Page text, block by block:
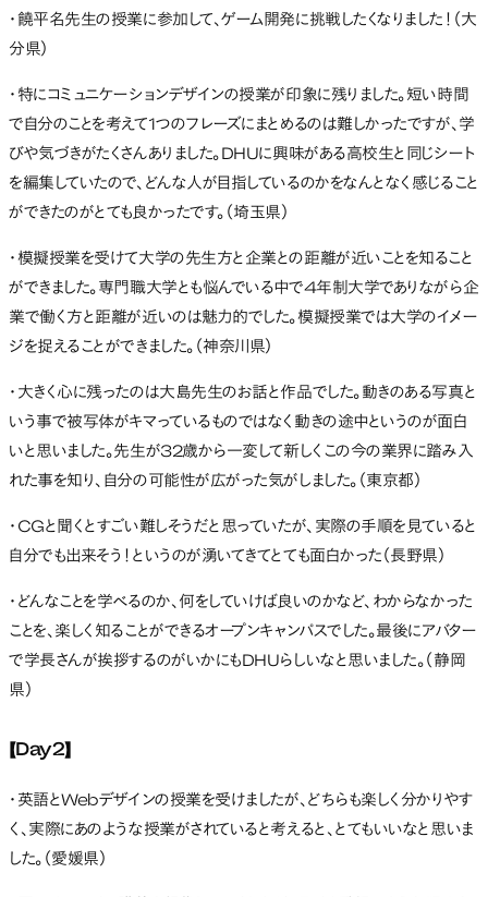
・饒平名先生の授業に参加して、ゲーム開発に挑戦したくなりました！（大
分県）
・特にコミュニケーションデザインの授業が印象に残りました。短い時間
で自分のことを考えて1つのフレーズにまとめるのは難しかったですが、学
びや気づきがたくさんありました。DHUに興味がある高校生と同じシート
を編集していたので、どんな人が目指しているのかをなんとなく感じること
ができたのがとても良かったです。（埼玉県）
・模擬授業を受けて大学の先生方と企業との距離が近いことを知ること
ができました。専門職大学とも悩んでいる中で4年制大学でありながら企
業で働く方と距離が近いのは魅力的でした。模擬授業では大学のイメー
ジを捉えることができました。（神奈川県）
・大きく心に残ったのは大島先生のお話と作品でした。動きのある写真と
いう事で被写体がキマっているものではなく動きの途中というのが面白
いと思いました。先生が32歳から一変して新しくこの今の業界に踏み入
れた事を知り、自分の可能性が広がった気がしました。（東京都）
・CGと聞くとすごい難しそうだと思っていたが、実際の手順を見ていると
自分でも出来そう！というのが湧いてきてとても面白かった（長野県）
・どんなことを学べるのか、何をしていけば良いのかなど、わからなかった
ことを、楽しく知ることができるオープンキャンパスでした。最後にアバター
で学長さんが挨拶するのがいかにもDHUらしいなと思いました。（静岡
県）
【Day2】
・英語とWebデザインの授業を受けましたが、どちらも楽しく分かりやす
く、実際にあのような授業がされていると考えると、とてもいいなと思いま
した。（愛媛県）